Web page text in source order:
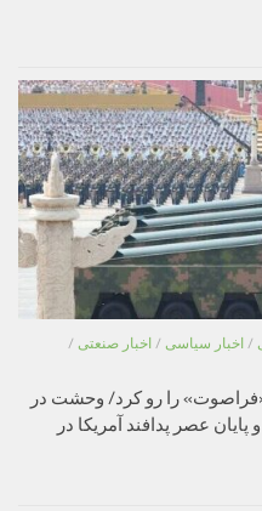
/ اخبار سیاسی / اخبار صنعتی /
را رو کرد/ وحشت در
استقرار انبوه «دی‌اف‑۱۷» و پایان عصر پدافند آمریکا در